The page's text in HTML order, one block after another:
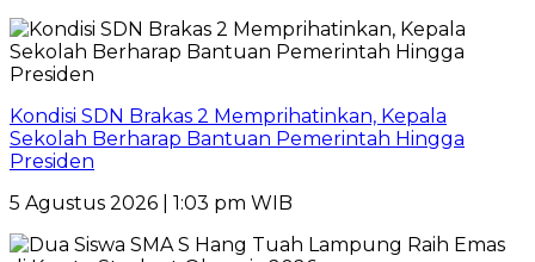
Kondisi SDN Brakas 2 Memprihatinkan, Kepala
Sekolah Berharap Bantuan Pemerintah Hingga
Presiden
5 Agustus 2026 | 1:03 pm WIB